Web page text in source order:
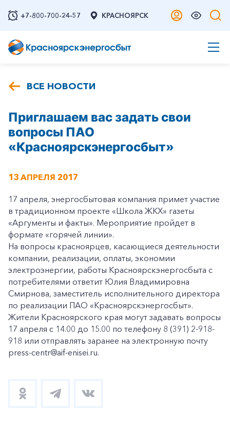
+7-800-700-24-57 КРАСНОЯРСК
ВСЕ НОВОСТИ
Приглашаем вас задать свои
вопросы ПАО
«Красноярскэнергосбыт»
13 АПРЕЛЯ 2017
17 апреля, энергосбытовая компания примет участие
в традиционном проекте «Школа ЖКХ» газеты
«Аргументы и факты». Мероприятие пройдет в
формате «горячей линии».
На вопросы красноярцев, касающиеся деятельности
компании, реализации, оплаты, экономии
электроэнергии, работы Красноярскэнергосбыта с
потребителями ответит Юлия Владимировна
Смирнова, заместитель исполнительного директора
по реализации ПАО «Красноярскэнергосбыт».
Жители Красноярского края могут задавать вопросы
17 апреля с 14.00 до 15.00 по телефону 8 (391) 2-918-
918 или отправлять заранее на электронную почту
press-centr@aif-enisei.ru.